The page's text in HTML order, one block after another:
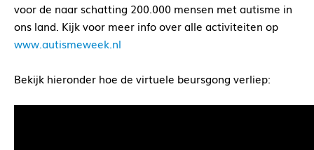
voor de naar schatting 200.000 mensen met autisme in
ons land. Kijk voor meer info over alle activiteiten op
www.autismeweek.nl
Bekijk hieronder hoe de virtuele beursgong verliep: